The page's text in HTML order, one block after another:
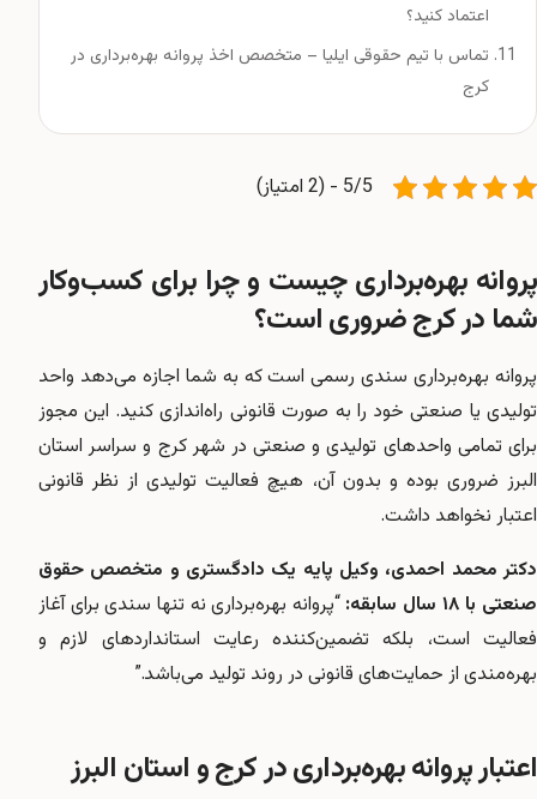
اعتماد کنید؟
تماس با تیم حقوقی ایلیا – متخصص اخذ پروانه بهره‌برداری در
کرج
5/5 - (2 امتیاز)
پروانه بهره‌برداری چیست و چرا برای کسب‌وکار
شما در کرج ضروری است؟
پروانه بهره‌برداری سندی رسمی است که به شما اجازه می‌دهد واحد
تولیدی یا صنعتی خود را به صورت قانونی راه‌اندازی کنید. این مجوز
برای تمامی واحدهای تولیدی و صنعتی در شهر کرج و سراسر استان
البرز ضروری بوده و بدون آن، هیچ فعالیت تولیدی از نظر قانونی
اعتبار نخواهد داشت.
دکتر محمد احمدی، وکیل پایه یک دادگستری و متخصص حقوق
صنعتی با ۱۸ سال سابقه:
“پروانه بهره‌برداری نه تنها سندی برای آغاز
فعالیت است، بلکه تضمین‌کننده رعایت استانداردهای لازم و
بهره‌مندی از حمایت‌های قانونی در روند تولید می‌باشد.”
اعتبار پروانه بهره‌برداری در کرج و استان البرز